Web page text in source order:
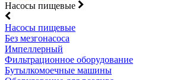
Насосы пищевые
Насосы пищевые
Без мезгонасоса
Импеллерный
Фильтрационное оборудование
Бутылкомоечные машины